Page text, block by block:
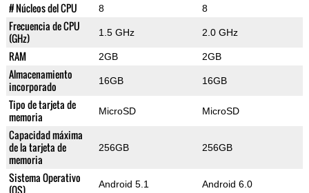
# Núcleos del CPU 8 8
Frecuencia de CPU
(GHz)
1.5 GHz 2.0 GHz
RAM 2GB 2GB
Almacenamiento
incorporado
16GB 16GB
Tipo de tarjeta de
memoria
MicroSD MicroSD
Capacidad máxima
de la tarjeta de
memoria
256GB 256GB
Sistema Operativo
(OS)
Android 5.1 Android 6.0